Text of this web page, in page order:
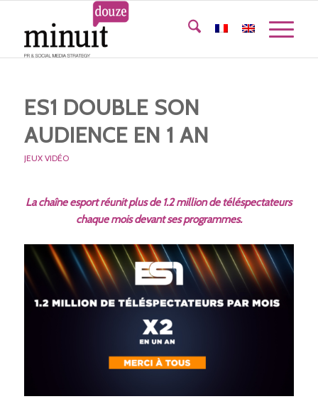
ES1 DOUBLE SON
AUDIENCE EN 1 AN
JEUX VIDÉO
La chaîne esport réunit plus de 1.2 million de téléspectateurs
chaque mois devant ses programmes.